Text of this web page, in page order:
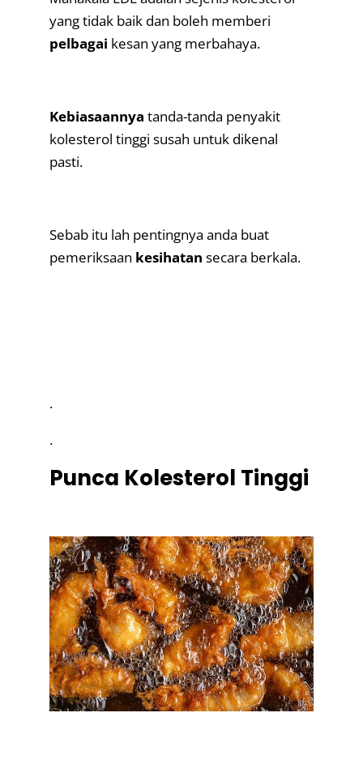
yang tidak baik dan boleh memberi
pelbagai kesan yang merbahaya.
Kebiasaannya tanda-tanda penyakit
kolesterol tinggi susah untuk dikenal
pasti.
Sebab itu lah pentingnya anda buat
pemeriksaan kesihatan secara berkala.
.
.
Punca Kolesterol Tinggi